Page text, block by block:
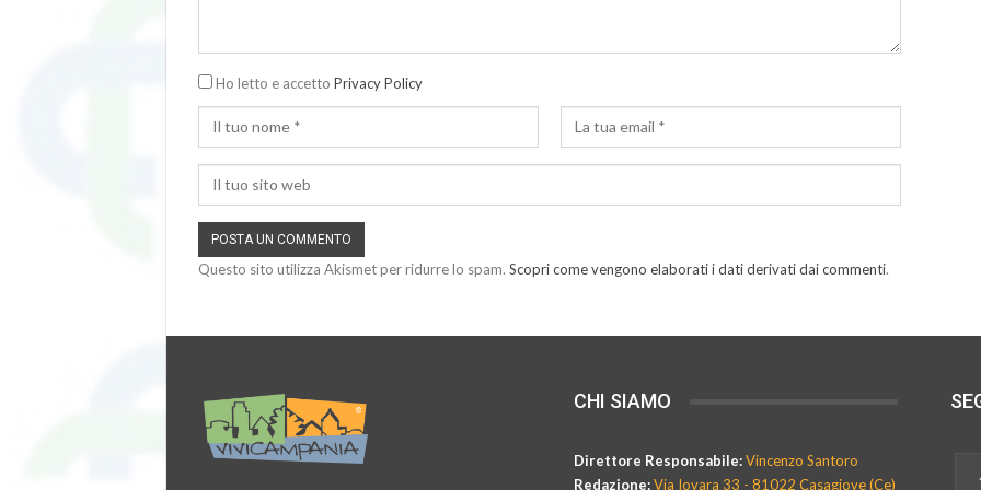
Ho letto e accetto Privacy Policy
Questo sito utilizza Akismet per ridurre lo spam. Scopri come vengono elaborati i dati derivati dai commenti.
CHI SIAMO
Direttore Responsabile:Vincenzo Santoro
Redazione:Via Iovara 33 - 81022 Casagiove (Ce)